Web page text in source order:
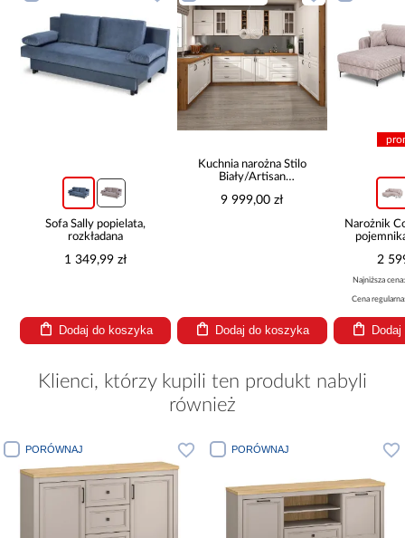
Sofa Sally popielata,
rozkładana
1 349,99 zł
Dodaj do koszyka
Kuchnia narożna Stilo
Biały/Artisan
9 999,00 zł
Dodaj do koszyka
Narożnik
2
Najniższa
Cena
Klienci, którzy kupili ten produkt nabyli
również
PORÓWNAJ PORÓWNAJ